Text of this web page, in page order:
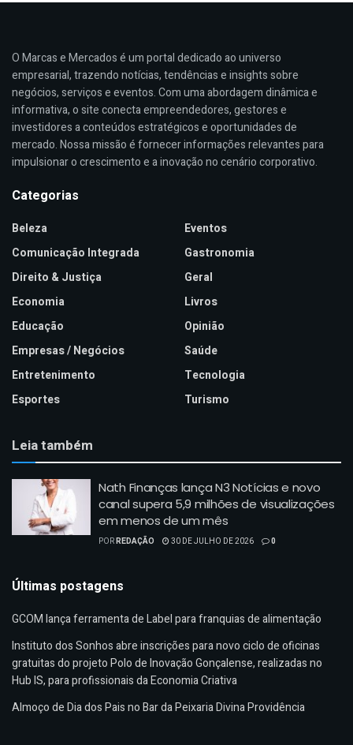
O Marcas e Mercados é um portal dedicado ao universo
empresarial, trazendo notícias, tendências e insights sobre
negócios, serviços e eventos. Com uma abordagem dinâmica e
informativa, o site conecta empreendedores, gestores e
investidores a conteúdos estratégicos e oportunidades de
mercado. Nossa missão é fornecer informações relevantes para
impulsionar o crescimento e a inovação no cenário corporativo.
Categorias
Beleza
Comunicação Integrada
Direito & Justiça
Economia
Educação
Empresas / Negócios
Entretenimento
Esportes
Eventos
Gastronomia
Geral
Livros
Opinião
Saúde
Tecnologia
Turismo
Leia também
Nath Finanças lança N3 Notícias e novo
canal supera 5,9 milhões de visualizações
em menos de um mês
PORREDAÇÃO 30 DE JULHO DE 2026 0
Últimas postagens
GCOM lança ferramenta de Label para franquias de alimentação
Instituto dos Sonhos abre inscrições para novo ciclo de oficinas
gratuitas do projeto Polo de Inovação Gonçalense, realizadas no
Hub IS, para profissionais da Economia Criativa
Almoço de Dia dos Pais no Bar da Peixaria Divina Providência